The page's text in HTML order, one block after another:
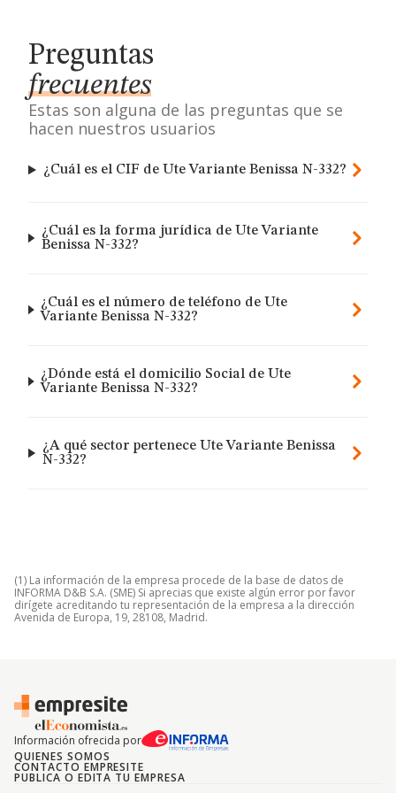
Preguntas
frecuentes
Estas son alguna de las preguntas que se
hacen nuestros usuarios
¿Cuál es el CIF de Ute Variante Benissa N-332?
¿Cuál es la forma jurídica de Ute Variante
Benissa N-332?
¿Cuál es el número de teléfono de Ute
Variante Benissa N-332?
¿Dónde está el domicilio Social de Ute
Variante Benissa N-332?
¿A qué sector pertenece Ute Variante Benissa
N-332?
(1) La información de la empresa procede de la base de datos de
INFORMA D&B S.A. (SME) Si aprecias que existe algún error por favor
dirígete acreditando tu representación de la empresa a la dirección
Avenida de Europa, 19, 28108, Madrid.
Información ofrecida por
QUIENES SOMOS
CONTACTO EMPRESITE
PUBLICA O EDITA TU EMPRESA